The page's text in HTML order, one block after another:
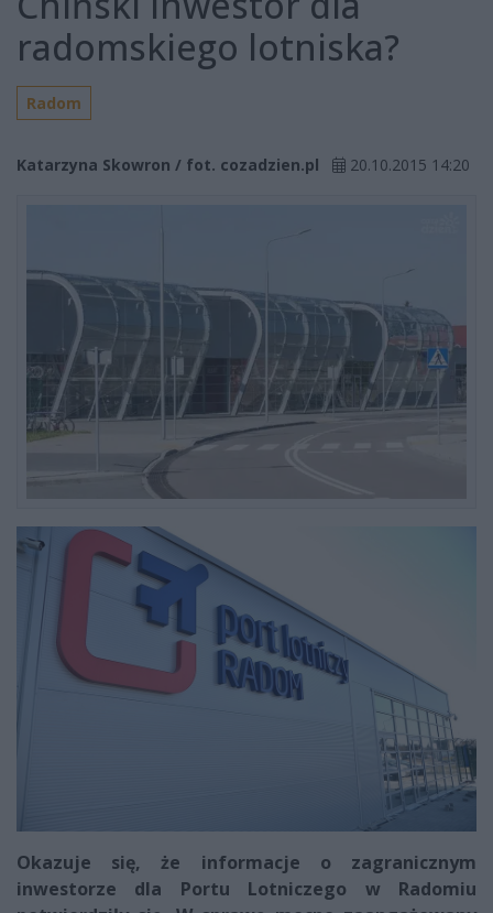
radomskiego lotniska?
Radom
Katarzyna Skowron / fot. cozadzien.pl 20.10.2015 14:20
Okazuje się, że informacje o zagranicznym
inwestorze dla Portu Lotniczego w Radomiu